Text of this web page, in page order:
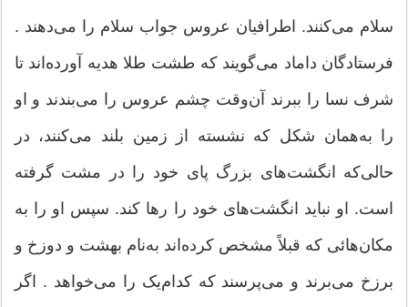
سلام مى‌کنند. اطرافيان عروس جواب سلام را مى‌دهند .
فرستادگان داماد مى‌گويند که طشت طلا هديه آورده‌اند تا
شرف نسا را ببرند آن‌وقت چشم عروس را مى‌بندند و او
را به‌همان شکل که نشسته از زمين بلند مى‌کنند، در
حالى‌که انگشت‌هاى بزرگ پاى خود را در مشت گرفته
است. او نبايد انگشت‌هاى خود را رها کند. سپس او را به
مکان‌هائى که قبلاً مشخص کرده‌اند به‌نام بهشت و دوزخ و
برزخ مى‌برند و مى‌پرسند که کدام‌يک را مى‌خواهد . اگر